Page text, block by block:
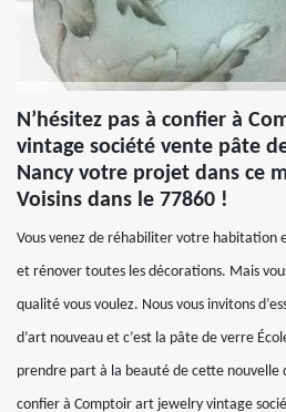
N’hésitez pas à confier à
vintage société vente pâte
Nancy votre projet dans ce
Voisins dans le 77860 !
Vous venez de réhabiliter votre habitation
et rénover toutes les décorations. Mais
qualité vous voulez. Nous vous invitons
d’art nouveau et c’est la pâte de verre
prendre part à la beauté de cette nouvelle
confier à Comptoir art jewelry vintage